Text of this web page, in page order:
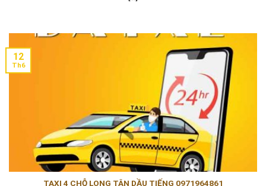
TAXI 4 CHỖ LONG TÂN DẦU TIẾNG 0971964861
12
Th6